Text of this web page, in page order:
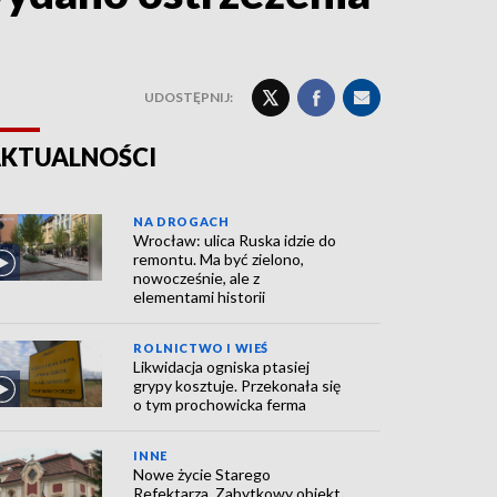
UDOSTĘPNIJ:
NA DROGACH
Wrocław: ulica Ruska idzie do
remontu. Ma być zielono,
nowocześnie, ale z
elementami historii
ROLNICTWO I WIEŚ
Likwidacja ogniska ptasiej
grypy kosztuje. Przekonała się
o tym prochowicka ferma
INNE
Nowe życie Starego
Refektarza. Zabytkowy obiekt